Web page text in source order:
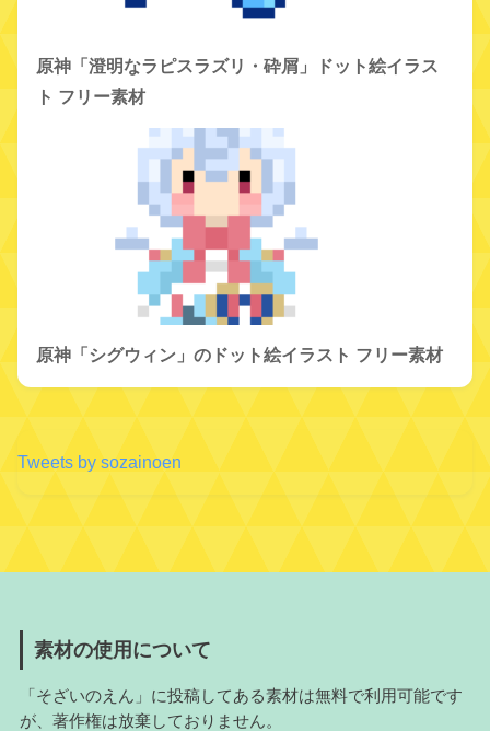
原神「澄明なラピスラズリ・砕屑」ドット絵イラス
ト フリー素材
原神「シグウィン」のドット絵イラスト フリー素材
Tweets by sozainoen
素材の使用について
「そざいのえん」に投稿してある素材は無料で利用可能です
が、著作権は放棄しておりません。